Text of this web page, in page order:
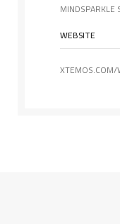
MINDSPARKLE
WEBSITE